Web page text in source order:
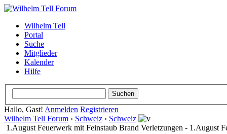
Wilhelm Tell
Portal
Suche
Mitglieder
Kalender
Hilfe
Hallo, Gast! Anmelden Registrieren
Wilhelm Tell Forum › Schweiz › Schweiz
1.August Feuerwerk mit Feinstaub Brand Verletzungen - 1.August